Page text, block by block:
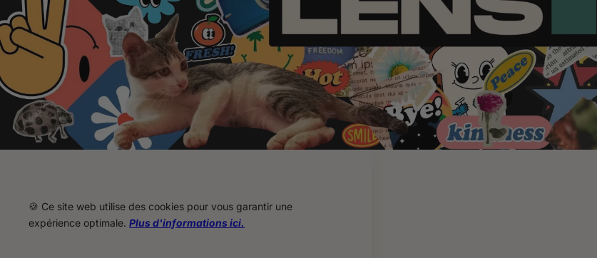
🍪 Ce site web utilise des cookies pour vous garantir une
expérience optimale.Plus d'informations ici.